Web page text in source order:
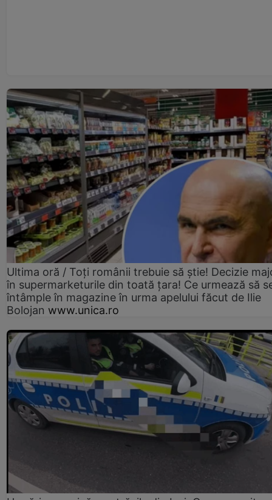
Ultima oră / Toți românii trebuie să știe! Decizie
în supermarketurile din toată țara! Ce urmează să
întâmple în magazine în urma apelului făcut de Ilie
Bolojan www.unica.ro